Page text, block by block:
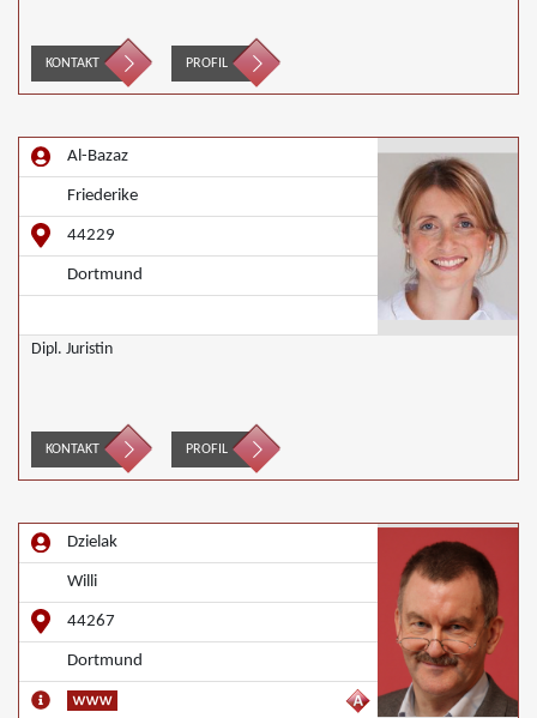
KONTAKT PROFIL
Al-Bazaz
Friederike
44229
Dortmund
Dipl. Juristin
KONTAKT PROFIL
Dzielak
Willi
44267
Dortmund